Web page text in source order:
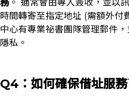
務。 通常會由專人簽收，並以
時間轉寄至指定地址 (需額外付
中心有專業祕書團隊管理郵件
隱私。
Q4：如何確保借址服